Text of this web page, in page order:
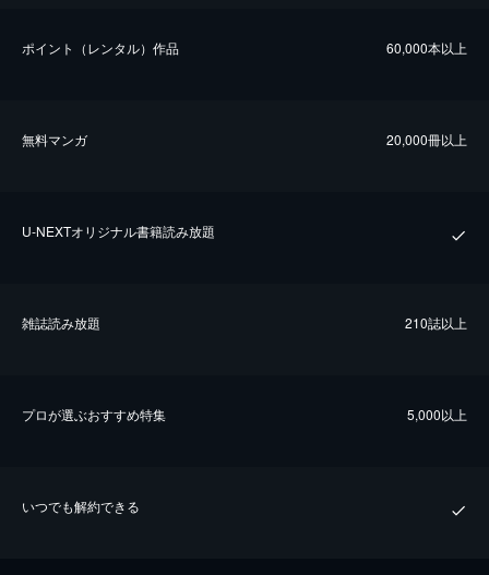
ポイント（レンタル）作品 60,000本以上
無料マンガ 20,000冊以上
U-NEXTオリジナル書籍読み放題
雑誌読み放題 210誌以上
プロが選ぶおすすめ特集 5,000以上
いつでも解約できる